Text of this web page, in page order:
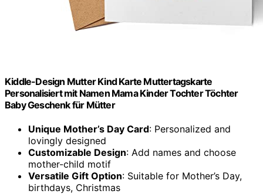
Kiddle-Design Mutter Kind Karte Muttertagskarte
Personalisiert mit Namen Mama Kinder Tochter Töchter
Baby Geschenk für Mütter
Unique Mother’s Day Card: Personalized and
lovingly designed
Customizable Design: Add names and choose
mother-child motif
Versatile Gift Option: Suitable for Mother’s Day,
birthdays, Christmas